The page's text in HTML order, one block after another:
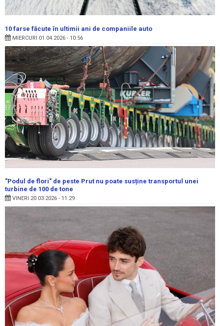
10 farse făcute în ultimii ani de companiile auto
MIERCURI 01.04.2026 - 10:56
"Podul de flori" de peste Prut nu poate susține transportul unei
turbine de 100 de tone
VINERI 20.03.2026 - 11:29